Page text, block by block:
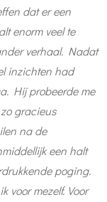
dat er een
enorm veel te
verhaal. Nadat
inzichten had
Hij probeerde me
gracieus
na de
een halt
poging.
voor mezelf. Voor